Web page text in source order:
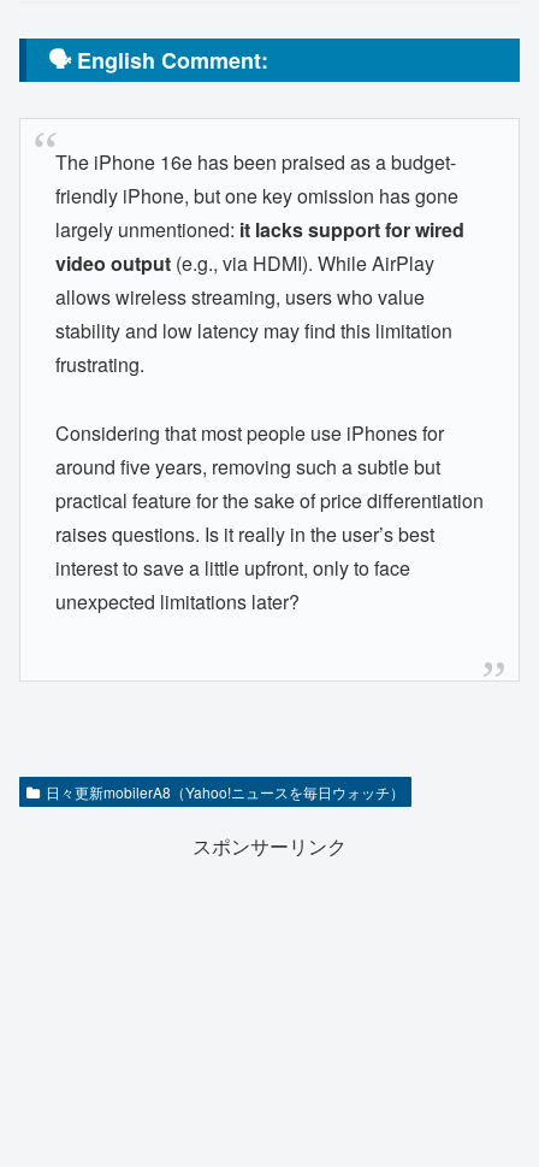
🗣 English Comment:
The iPhone 16e has been praised as a budget-
friendly iPhone, but one key omission has gone
largely unmentioned: it lacks support for wired
video output(e.g., via HDMI). While AirPlay
allows wireless streaming, users who value
stability and low latency may find this limitation
frustrating.
Considering that most people use iPhones for
around five years, removing such a subtle but
practical feature for the sake of price differentiation
raises questions. Is it really in the user’s best
interest to save a little upfront, only to face
unexpected limitations later?
日々更新mobilerA8（Yahoo!ニュースを毎日ウォッチ）
スポンサーリンク